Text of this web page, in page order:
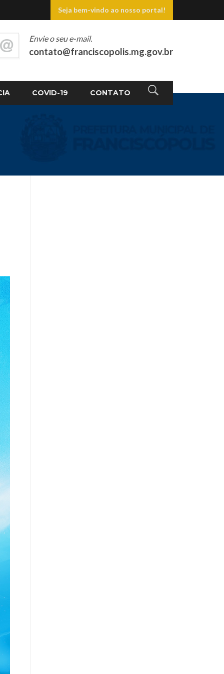
Seja bem-vindo ao nosso portal!
COVID-19 CONTATO
Envie o seu e-mail.
contato@franciscopolis.mg.gov.br